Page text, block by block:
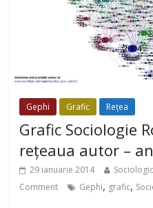
Gephi Grafic Rețea
Grafic Sociologie
rețeaua autor – an
29 ianuarie 2014 Sociologic
Comment
Gephi, grafic,